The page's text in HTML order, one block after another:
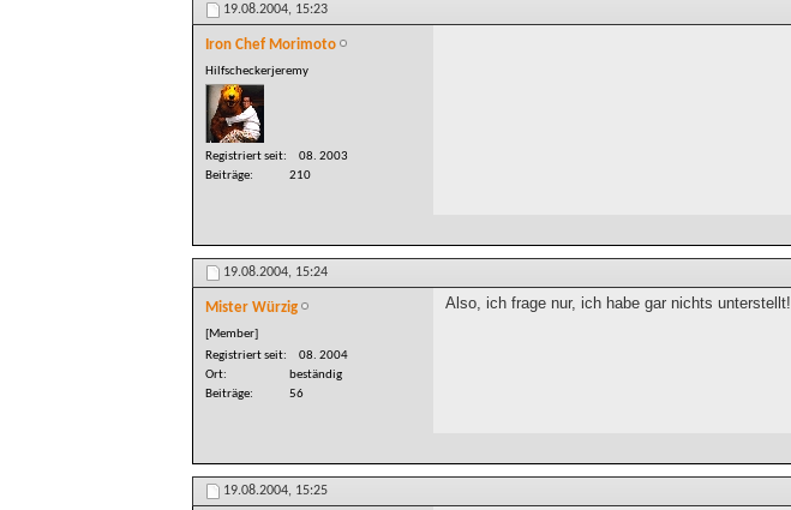
19.08.2004, 15:23
Iron Chef Morimoto
Hilfscheckerjeremy
Registriert seit
08. 2003
Beiträge
210
19.08.2004, 15:24
Mister Würzig
[Member]
Registriert seit
08. 2004
Ort
beständig
Beiträge
56
Also, ich frage nur, ich habe gar nichts unterstellt!
19.08.2004, 15:25